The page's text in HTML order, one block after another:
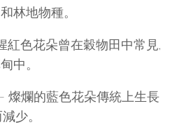
林地物種。
紅色花朵曾在穀物田中常見,
中。
燦爛的藍色花朵傳統上生長
少。